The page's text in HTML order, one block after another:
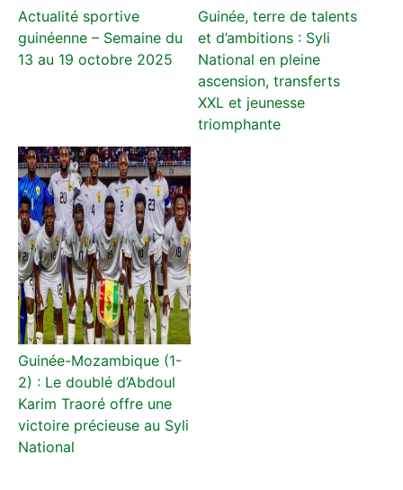
Actualité sportive
guinéenne – Semaine du
13 au 19 octobre 2025
Guinée, terre de talents
et d’ambitions : Syli
National en pleine
ascension, transferts
XXL et jeunesse
triomphante
Guinée-Mozambique (1-
2) : Le doublé d’Abdoul
Karim Traoré offre une
victoire précieuse au Syli
National